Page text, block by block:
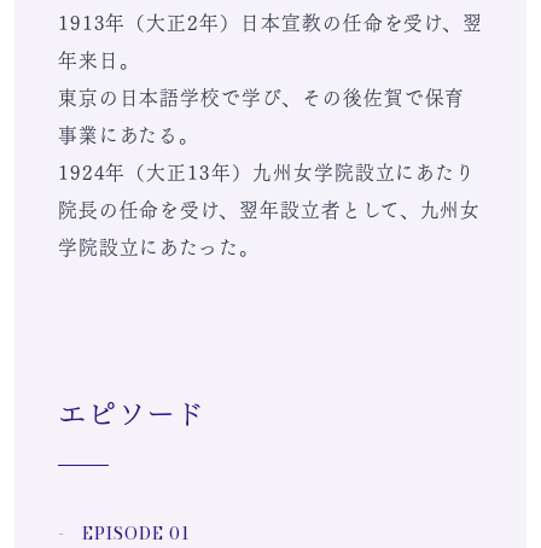
1913年（大正2年）日本宣教の任命を受け、翌
年来日。
東京の日本語学校で学び、その後佐賀で保育
事業にあたる。
1924年（大正13年）九州女学院設立にあたり
院長の任命を受け、翌年設立者として、九州女
学院設立にあたった。
エピソード
- EPISODE 01